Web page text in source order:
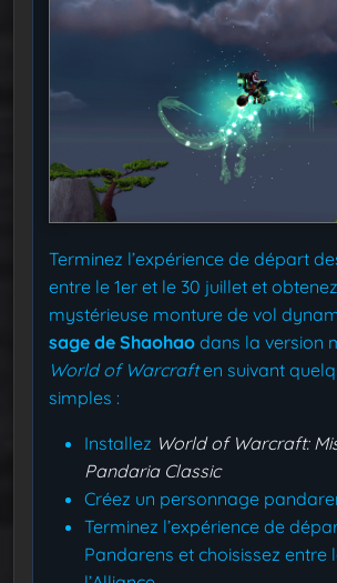
Terminez l’expérience de départ
entre le 1er et le 30 juillet et
mystérieuse monture de vol
sage de Shaohao dans la version
World of Warcraften suivant
simples :
Installez World of Warcraft:
Pandaria Classic
Créez un personnage
Terminez l’expérience de
Pandarens et choisissez entre